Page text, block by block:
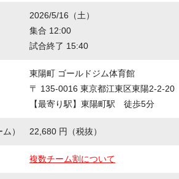
2026/5/16（土）
集合 12:00
試合終了 15:40
東陽町 ゴールドジム体育館
〒 135-0016 東京都江東区東陽2-2-20
【最寄り駅】東陽町駅 徒歩5分
） 22,680 円（税抜）
複数チーム割について